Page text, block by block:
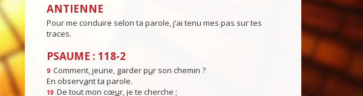
ANTIENNE
Pour me conduire selon ta parole, j’ai tenu mes pas sur tes
traces.
PSAUME : 118-2
9 Comment, jeune, garder pur son chemin ?
En observant ta parole.
10 De tout mon cœur, je te cherche ;